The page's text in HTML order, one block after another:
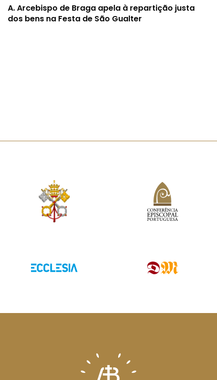
A.Arcebispo de Braga apela à repartição justa
dos bens na Festa de São Gualter